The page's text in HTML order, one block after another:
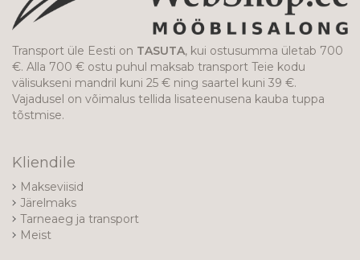
Transport üle Eesti on TASUTA, kui ostusumma ületab 700
€. Alla 700 € ostu puhul maksab transport Teie kodu
välisukseni mandril kuni 25 € ning saartel kuni 39 €.
Vajadusel on võimalus tellida lisateenusena kauba tuppa
tõstmise.
Kliendile
Makseviisid
Järelmaks
Tarneaeg ja transport
Meist